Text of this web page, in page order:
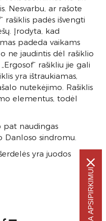
Nesvarbu, ar rašote
rašiklis padės išvengti
Įrodyta, kad
padeda vaikams
ne jaudintis dėl rašiklio
rašikliu jie gali
yra ištraukiamas,
nutekėjimo. Rašiklis
elementus, todėl
pat naudingas
Danloso sindromu.
yra juodos